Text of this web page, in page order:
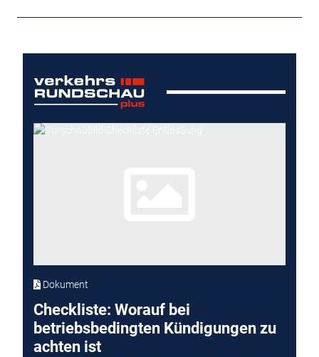
Dokument
Checkliste: Worauf bei
betriebsbedingten Kündigungen zu
achten ist